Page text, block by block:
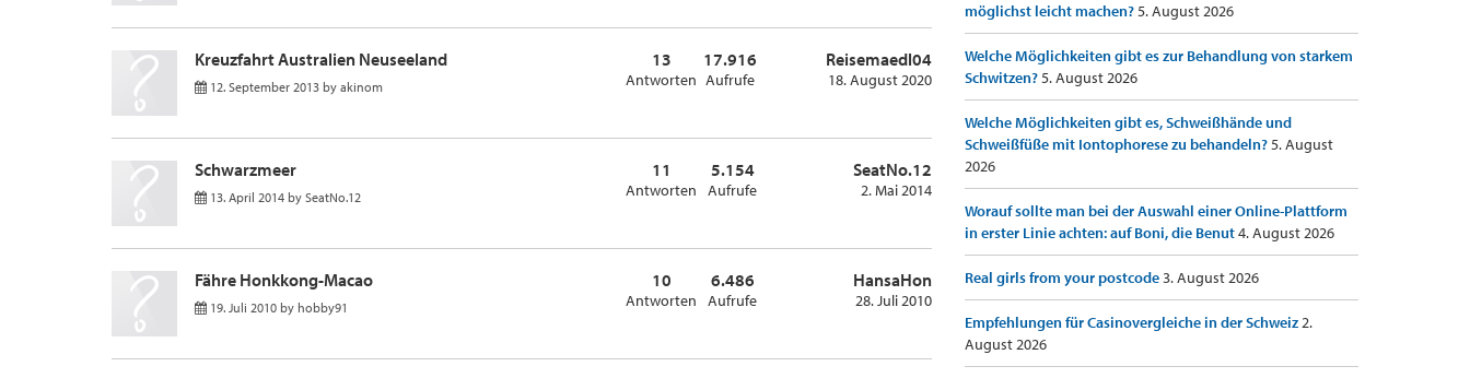
Kreuzfahrt Australien Neuseeland
12. September 2013 by akinom
13
Antworten
17.916
Aufrufe
Reisemaedl04
18. August 2020
Schwarzmeer
13. April 2014 by SeatNo.12
11
Antworten
5.154
Aufrufe
SeatNo.12
2. Mai 2014
Fähre Honkkong-Macao
19. Juli 2010 by hobby91
10
Antworten
6.486
Aufrufe
HansaHon
28. Juli 2010
möglichst leicht machen?5. August 2026
Welche Möglichkeiten gibt es zur Behandlung von starkem
Schwitzen?5. August 2026
Welche Möglichkeiten gibt es, Schweißhände und
Schweißfüße mit Iontophorese zu behandeln?5. August
2026
Worauf sollte man bei der Auswahl einer Online-Plattform
in erster Linie achten: auf Boni, die Benut4. August 2026
Real girls from your postcode3. August 2026
Empfehlungen für Casinovergleiche in der Schweiz2.
August 2026